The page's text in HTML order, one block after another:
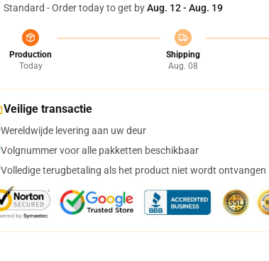
Standard - Order today to get byAug. 12 - Aug. 19
Production
Today
Shipping
Aug. 08
Veilige transactie
Wereldwijde levering aan uw deur
Volgnummer voor alle pakketten beschikbaar
Volledige terugbetaling als het product niet wordt ontvangen